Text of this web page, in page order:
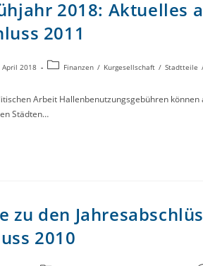
2018: Aktuelles
2011
April 2018 Finanzen / Kurgesellschaft / Stadtteile
Arbeit Hallenbenutzungsgebühren
Städten…
zu den
2010